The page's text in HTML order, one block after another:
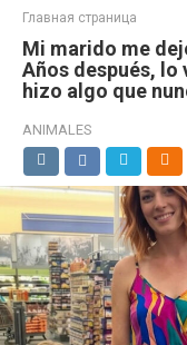
Главная страница
Mi marido me
Años después, lo
hizo algo que
ANIMALES